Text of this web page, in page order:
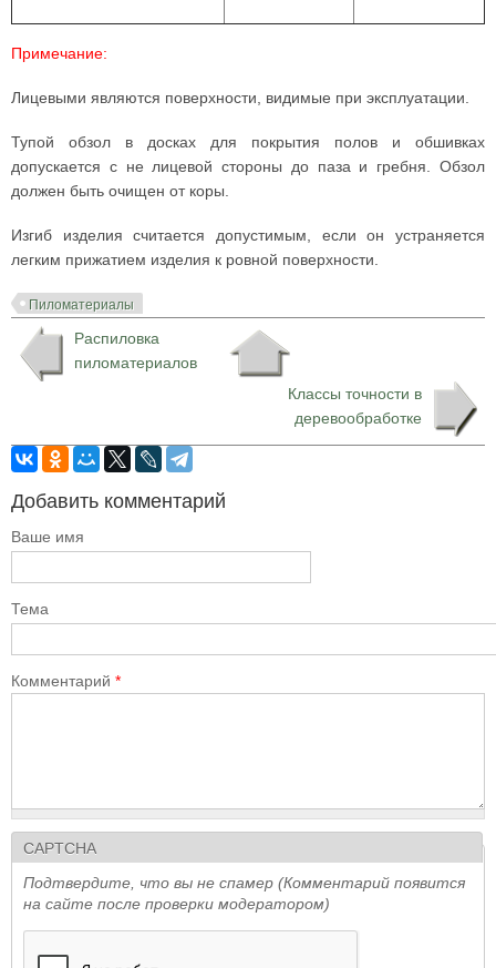
Примечание:
Лицевыми являются поверхности, видимые при эксплуатации.
Тупой обзол в досках для покрытия полов и обшивках
допускается с не лицевой стороны до паза и гребня. Обзол
должен быть очищен от коры.
Изгиб изделия считается допустимым, если он устраняется
легким прижатием изделия к ровной поверхности.
Пиломатериалы
Распиловка
пиломатериалов
Классы точности в
деревообработке
Добавить комментарий
Ваше имя
Тема
Комментарий *
CAPTCHA
Подтвердите, что вы не спамер (Комментарий появится
на сайте после проверки модератором)